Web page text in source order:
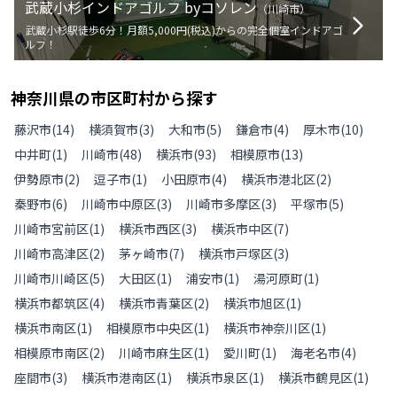
武蔵小杉インドアゴルフ byコソレン（川崎市）
武蔵小杉駅徒歩6分！月額5,000円(税込)からの完全個室インドアゴ
ルフ！
神奈川県の市区町村から探す
藤沢市(14) 横須賀市(3) 大和市(5) 鎌倉市(4) 厚木市(10)
中井町(1) 川崎市(48) 横浜市(93) 相模原市(13)
伊勢原市(2) 逗子市(1) 小田原市(4) 横浜市港北区(2)
秦野市(6) 川崎市中原区(3) 川崎市多摩区(3) 平塚市(5)
川崎市宮前区(1) 横浜市西区(3) 横浜市中区(7)
川崎市高津区(2) 茅ヶ崎市(7) 横浜市戸塚区(3)
川崎市川崎区(5) 大田区(1) 浦安市(1) 湯河原町(1)
横浜市都筑区(4) 横浜市青葉区(2) 横浜市旭区(1)
横浜市南区(1) 相模原市中央区(1) 横浜市神奈川区(1)
相模原市南区(2) 川崎市麻生区(1) 愛川町(1) 海老名市(4)
座間市(3) 横浜市港南区(1) 横浜市泉区(1) 横浜市鶴見区(1)